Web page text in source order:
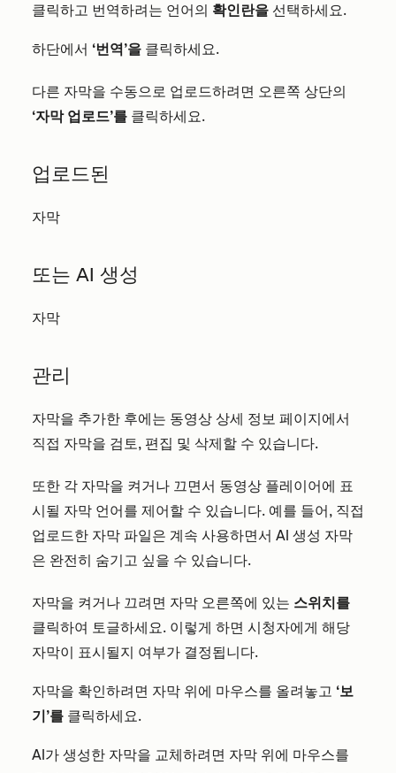
클릭하고 번역하려는 언어의 확인란을 선택하세요.
하단에서 ‘번역’을 클릭하세요.
다른 자막을 수동으로 업로드하려면 오른쪽 상단의
‘자막 업로드’를 클릭하세요.
업로드된
자막
또는 AI 생성
자막
관리
자막을 추가한 후에는 동영상 상세 정보 페이지에서
직접 자막을 검토, 편집 및 삭제할 수 있습니다.
또한 각 자막을 켜거나 끄면서 동영상 플레이어에 표
시될 자막 언어를 제어할 수 있습니다. 예를 들어, 직접
업로드한 자막 파일은 계속 사용하면서 AI 생성 자막
은 완전히 숨기고 싶을 수 있습니다.
자막을 켜거나 끄려면 자막 오른쪽에 있는 스위치를
클릭하여 토글하세요. 이렇게 하면 시청자에게 해당
자막이 표시될지 여부가 결정됩니다.
자막을 확인하려면 자막 위에 마우스를 올려놓고 ‘보
기’를 클릭하세요.
AI가 생성한 자막을 교체하려면 자막 위에 마우스를